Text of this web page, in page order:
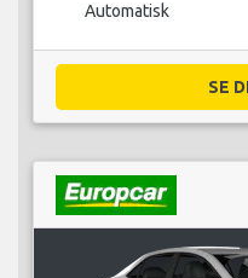
Automatisk
SE